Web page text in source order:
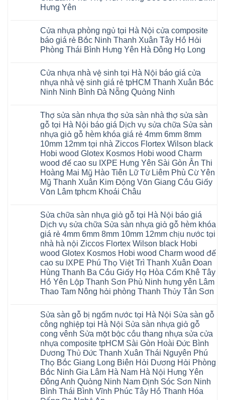
Thơ
Đà
Đức
Hoài
Đức
Ninh
Phòng
Tứ
Kỳ
Đan
Phượng
Quảng
Ninh
Thanh
Miện
Nghệ
An
Thanh
Hà
Ninh
Bình
Thái
Bình
Thanh
Phụ
Phú
Thọ
Lào
Cai
Tuyên
Quang
Phòng
Yên
Nghệ
An
Quảng
Thọ
Bắc
Ninh
Tuyên
Hà
Nội
Từ
Liêm
Đan
Phượng
Hưng
Bình
Hải
Phòng
Ninh
Tuyên
Nguyên
đầu
đã
định
tại
Việt
Nam
giả
gỗ
4mm
6mm
đế
cao
su
Glotex
và
composite
giả
vân
gỗ
tạo
sang
trọng
Hưng Yên
bình
luận
ở
Sàn
4mm
giá
bao
nhiêu
Sàn
Glotex
có
tốt
không
sàn
nhựa
glotex
của
nước
nào
Hà
Nội
tpHCM
Đà
Nẵng
Gia
Lâm
Phú
Thọ
Phòng
Sóc
Sơn
Ninh
Bình
Cửa nhựa phòng ngủ tại Hà Nội cửa composite
báo giá rẻ Bắc Ninh Thanh Xuân Tây Hồ Hải
Phòng Thái Bình Hưng Yên Hà Đông Hạ Long
bình
luận
ở
Cửa
ngủ
tại
Hà
Nội
cửa
composite
báo
giá
rẻ
Bắc
Ninh
Thanh
Xuân
Tây
Phòng
Thái
Bình
Hưng
Yên
Đông
Hạ
Long
Cửa nhựa nhà vệ sinh tại Hà Nội báo giá cửa
nhựa nhà vệ sinh giá rẻ tpHCM Thanh Xuân Bắc
Ninh Ninh Bình Đà Nẵng Quảng Ninh
bình
luận
ở
Cửa
nhựa
nhà
vệ
sinh
tại
Hà
Nội
báo
giá
nhà
vệ
sinh
giá
rẻ
tpHCM
Thanh
Bắc
Ninh
Ninh
Bình
Ninh
Thợ sửa sàn nhựa thợ sửa sàn nhà thợ sửa sàn
gỗ tại Hà Nội báo giá Dịch vụ sửa chữa Sửa sàn
nhựa giả gỗ hèm khóa giá rẻ 4mm 6mm 8mm
10mm 12mm tại nhà Ziccos Flortex Wilson black
Hobi wood Glotex Kosmos Hobi wood Charm
wood đế cao su IXPE Hưng Yên Sài Gòn Ân Thi
Hoàng Mai Mỹ Hào Tiên Lữ Từ Liêm Phù Cừ Yên
Mỹ Thanh Xuân Kim Động Văn Giang Cầu Giấy
Văn Lâm tphcm Khoái Châu
bình
luận
ở
Thợ
sửa
sàn
nhựa
thợ
sửa
sàn
nhà
thợ
sửa
tại
Hà
Nội
báo
giá
Dịch
vụ
sửa
chữa
Sửa
sàn
nhựa
giả
gỗ
Sửa chữa sàn nhựa giả gỗ tại Hà Nội báo giá
Dịch vụ sửa chữa Sửa sàn nhựa giả gỗ hèm khóa
giá rẻ 4mm 6mm 8mm 10mm 12mm chịu nước tại
nhà hà nội Ziccos Flortex Wilson black Hobi
wood Glotex Kosmos Hobi wood Charm wood đế
cao su IXPE Phú Thọ Việt Trì Thanh Xuân Đoan
Hùng Thanh Ba Cầu Giấy Hạ Hòa Cẩm Khê Tây
Hồ Yên Lập Thanh Sơn Phù Ninh hưng yên Lâm
Thao Tam Nông hải phòng Thanh Thủy Tân Sơn
bình
luận
ở
Sửa
chữa
sàn
nhựa
giả
gỗ
tại
Hà
Nội
báo
Sửa sàn gỗ bị ngấm nước tại Hà Nội Sửa sàn gỗ
công nghiệp tại Hà Nội Sửa sàn nhựa giả gỗ
cong vênh Sửa mặt bậc cầu thang nhựa sửa cửa
nhựa composite tpHCM Sài Gòn Hoài Đức Bình
Dương Thủ Đức Thanh Xuân Thái Nguyên Phú
Thọ Bắc Giang Long Biên Hải Dương Hải Phòng
Bắc Ninh Gia Lâm Hà Nam Hà Nội Hưng Yên
Đông Anh Quảng Ninh Nam Định Sóc Sơn Ninh
Bình Thái Bình Vĩnh Phúc Tây Hồ Thanh Hóa